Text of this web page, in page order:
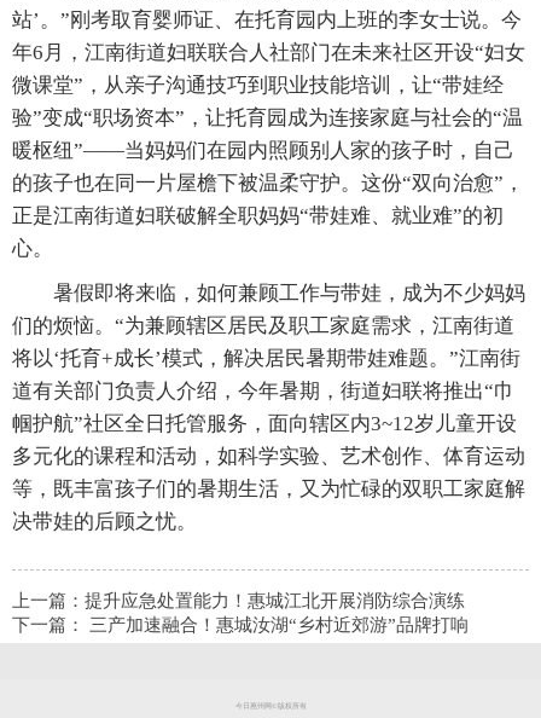
站’。”刚考取育婴师证、在托育园内上班的李女士说。今
年6月，江南街道妇联联合人社部门在未来社区开设“妇女
微课堂”，从亲子沟通技巧到职业技能培训，让“带娃经
验”变成“职场资本”，让托育园成为连接家庭与社会的“温
暖枢纽”——当妈妈们在园内照顾别人家的孩子时，自己
的孩子也在同一片屋檐下被温柔守护。这份“双向治愈”，
正是江南街道妇联破解全职妈妈“带娃难、就业难”的初
心。
暑假即将来临，如何兼顾工作与带娃，成为不少妈妈
们的烦恼。“为兼顾辖区居民及职工家庭需求，江南街道
将以‘托育+成长’模式，解决居民暑期带娃难题。”江南街
道有关部门负责人介绍，今年暑期，街道妇联将推出“巾
帼护航”社区全日托管服务，面向辖区内3~12岁儿童开设
多元化的课程和活动，如科学实验、艺术创作、体育运动
等，既丰富孩子们的暑期生活，又为忙碌的双职工家庭解
决带娃的后顾之忧。
上一篇： 提升应急处置能力！惠城江北开展消防综合演练
下一篇： 三产加速融合！惠城汝湖“乡村近郊游”品牌打响
今日惠州网©版权所有